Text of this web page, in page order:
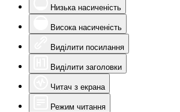
Низька насиченість
Висока насиченість
Виділити посилання
Виділити заголовки
Читач з екрана
Режим читання